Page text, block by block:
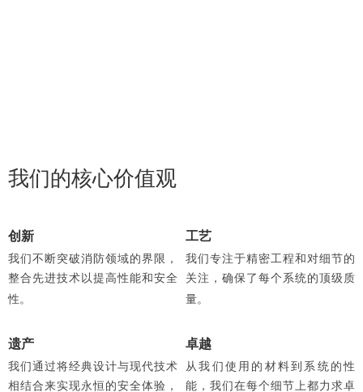
我们的核心价值观
创新
我们不断突破消防领域的界限，
整合先进技术以提高性能和安全
性。
工艺
我们专注于精密工程和对细节的
关注，确保了每个系统的顶级质
量。
遗产
我们通过将经典设计与现代技术
相结合来实现永恒的安全体验，
卓越
从我们使用的材料到系统的性
能，我们在每个细节上都力求卓